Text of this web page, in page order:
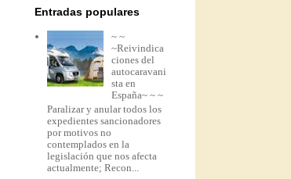
Entradas populares
~ ~
~Reivindica
ciones del
autocaravani
sta en
España~ ~ ~
Paralizar y anular todos los
expedientes sancionadores
por motivos no
contemplados en la
legislación que nos afecta
actualmente; Recon...